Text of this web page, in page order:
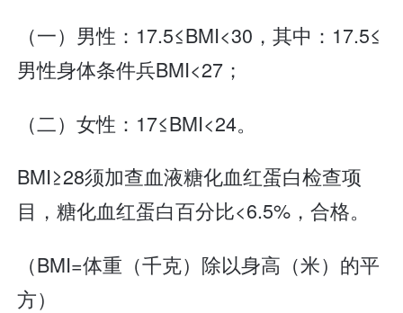
（一）男性：17.5≤BMI<30，其中：17.5≤
男性身体条件兵BMI<27；
（二）女性：17≤BMI<24。
BMI≥28须加查血液糖化血红蛋白检查项
目，糖化血红蛋白百分比<6.5%，合格。
（BMI=体重（千克）除以身高（米）的平
方）